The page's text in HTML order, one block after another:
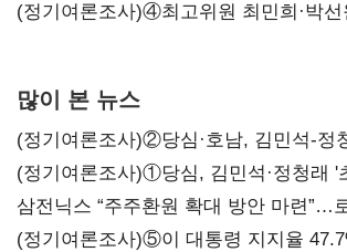
'한 자릿수'
(정기여론조사)④최고위원 최민희·박
많이 본 뉴스
(정기여론조사)②당심·호남, 김민석-정
(정기여론조사)①당심, 김민석·정청래
지지도 '50% 아래로'(종합)
삼전닉스 “주주환원 확대 방안 마련”…
보내
(정기여론조사)⑤이 대통령 지지율